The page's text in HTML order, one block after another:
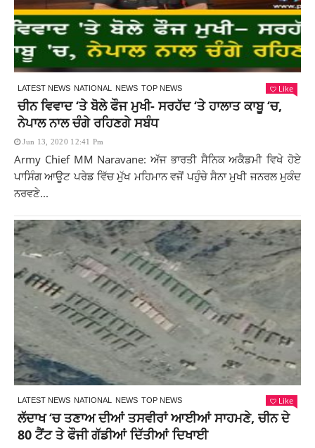
LATEST NEWS NATIONAL NEWS TOP NEWS Like
ਚੀਨ ਵਿਵਾਦ ‘ਤੇ ਬੋਲੇ ਫੌਜ ਮੁਖੀ- ਸਰਹੱਦ ‘ਤੇ ਹਾਲਾਤ ਕਾਬੂ ‘ਚ,
ਨੇਪਾਲ ਨਾਲ ਚੰਗੇ ਰਹਿਣਗੇ ਸਬੰਧ
Jun 13, 2020 12:41 Pm
Army Chief MM Naravane: ਅੱਜ ਭਾਰਤੀ ਸੈਨਿਕ ਅਕੈਡਮੀ ਵਿਖੇ ਹੋਏ
ਪਾਸਿੰਗ ਆਊਟ ਪਰੇਡ ਵਿੱਚ ਮੁੱਖ ਮਹਿਮਾਨ ਵਜੋਂ ਪਹੁੰਚੇ ਸੈਨਾ ਮੁਖੀ ਜਨਰਲ ਮੁਕੰਦ
ਨਰਵਣੇ...
LATEST NEWS NATIONAL NEWS TOP NEWS Like
ਲੱਦਾਖ ‘ਚ ਤਣਾਅ ਦੀਆਂ ਤਸਵੀਰਾਂ ਆਈਆਂ ਸਾਹਮਣੇ, ਚੀਨ ਦੇ
80 ਟੈਂਟ ਤੇ ਫੌਜੀ ਗੱਡੀਆਂ ਦਿੱਤੀਆਂ ਦਿਖਾਈ